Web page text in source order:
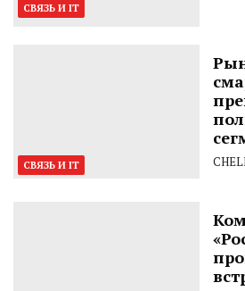
СВЯЗЬ И IT
СВЯЗЬ И IT